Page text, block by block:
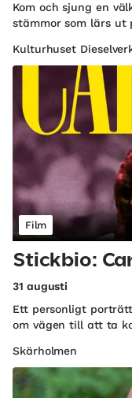
Kom och sjung en
stämmor som lärs ut
Kulturhuset
Film
Stickbio:
31 augusti
Ett personligt
om vägen till att ta
Skärholmen